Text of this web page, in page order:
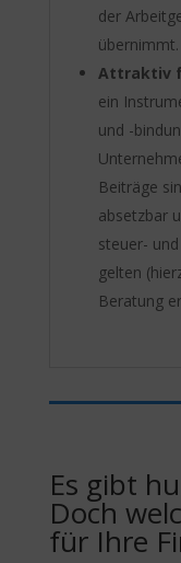
der
übernimmt.
Attraktiv
ein
und -
Beiträge
absetzbar
steuer-
gelten
Beratung
Es gibt
Doch
für Ihre